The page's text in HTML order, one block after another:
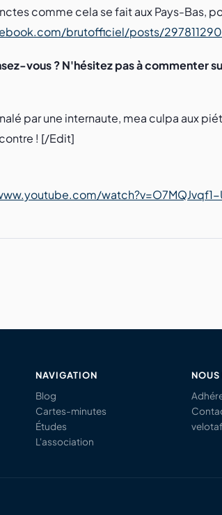
comme cela se fait aux Pays-Bas,
brutofficiel/posts/
vous ? N'hésitez pas à commenter
par une internaute, mea culpa aux
! [/Edit]
NAVIGATION
Blog
Cartes-minutes
Études
L'association
NOUS